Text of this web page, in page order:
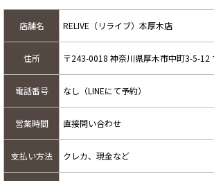
店舗名 RELIVE（リライブ）本厚木店
住所 〒243-0018 神奈川県厚木市中町3-5-12
電話番号 なし（LINEにて予約）
営業時間 直接問い合わせ
支払い方法 クレカ、現金など